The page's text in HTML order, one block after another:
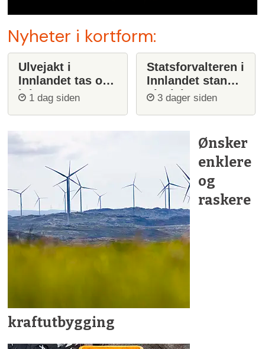
Nyheter i kortform:
Ulvejakt i
Innlandet tas opp
igjen
1 dag siden
Statsforvalteren i
Innlandet stanser
ulvejakt
3 dager siden
Ønsker
enklere
og
raskere
kraftutbygging